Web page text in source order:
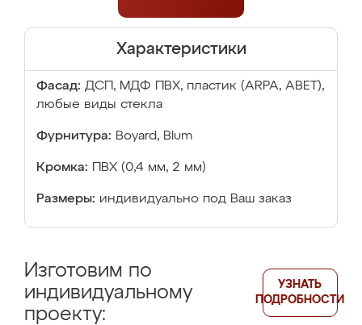
Характеристики
Фасад: ДСП, МДФ ПВХ, пластик (ARPA, ABET),
любые виды стекла
Фурнитура: Boyard, Blum
Кромка: ПВХ (0,4 мм, 2 мм)
Размеры: индивидуально под Ваш заказ
Изготовим по
индивидуальному
проекту:
УЗНАТЬ
ПОДРОБНОСТИ